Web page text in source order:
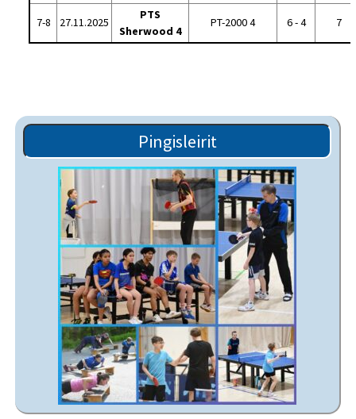
7-8 27.11.2025
PTS
Sherwood 4
PT-2000 4 6 - 4 7
Pingisleirit